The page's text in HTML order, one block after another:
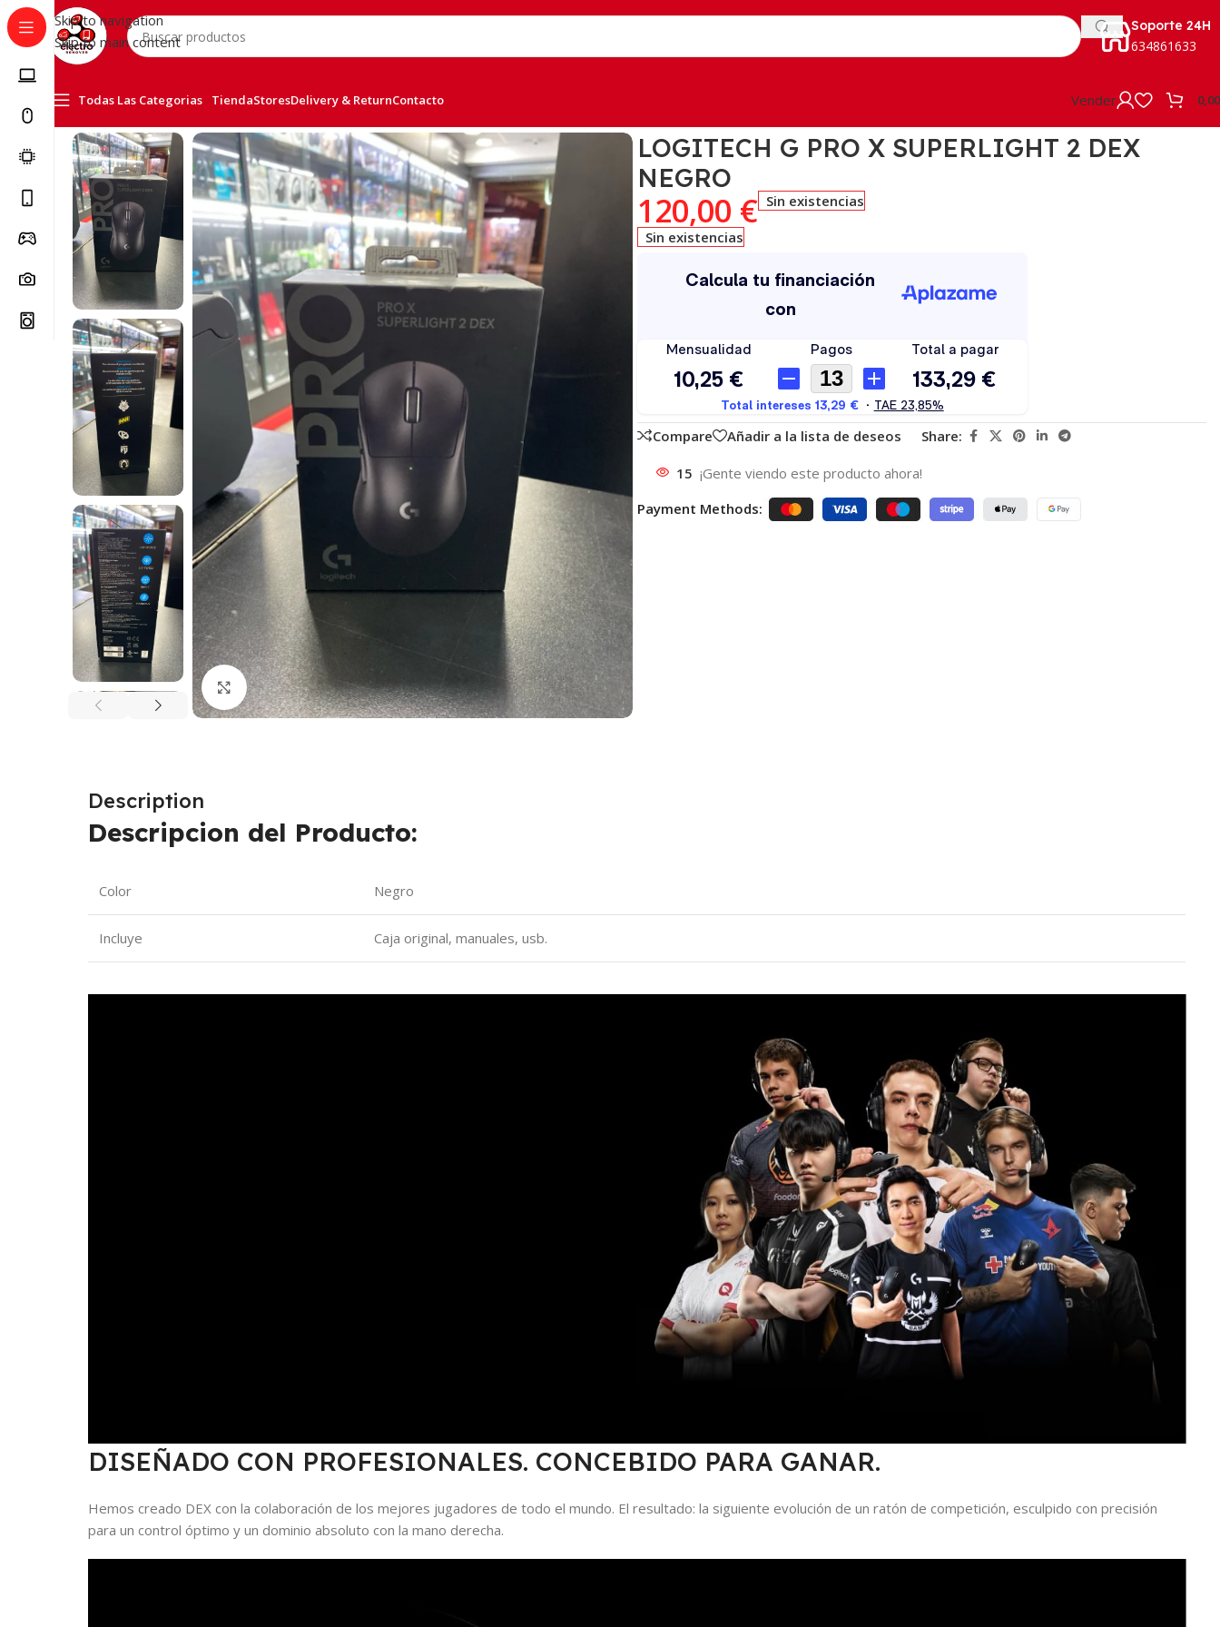
Skip to navigation
Skip to main content
Soporte 24H
634861633
Todas Las Categorias TiendaStoresDelivery & ReturnContacto Vender
Click to enlarge
LOGITECH G PRO X SUPERLIGHT 2 DEX
NEGRO
120,00 € Sin existencias
Sin existencias
Compare Añadir a la lista de deseos Share:
15 ¡Gente viendo este producto ahora!
Payment Methods:
Description
Descripcion del Producto:
Color Negro
Incluye Caja original, manuales, usb.
DISEÑADO CON PROFESIONALES. CONCEBIDO PARA GANAR.
Hemos creado DEX con la colaboración de los mejores jugadores de todo el mundo. El resultado: la siguiente evolución de un ratón de competición, esculpido con precisión
para un control óptimo y un dominio absoluto con la mano derecha.